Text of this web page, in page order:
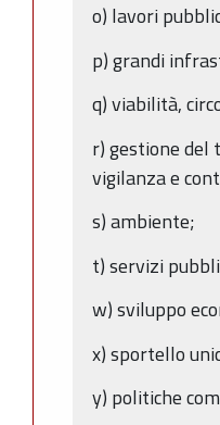
o) lavori
p) grandi
q) viabilità,
r) gestione del
vigilanza e
s) ambiente;
t) servizi
w) sviluppo
x) sportello
y) politiche